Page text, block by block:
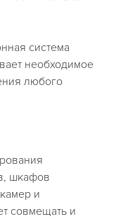
система
необходимое
любого
шкафов
и
совмещать и